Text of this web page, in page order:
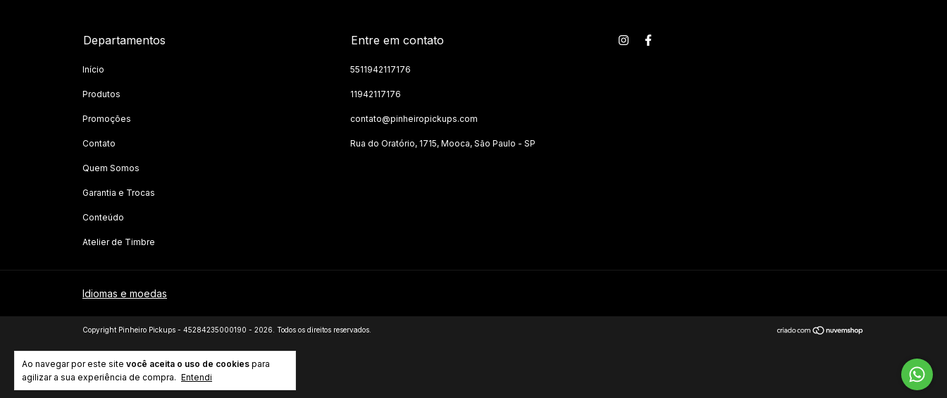
Ao navegar por este site você aceita o uso de cookies para
agilizar a sua experiência de compra. Entendi
Departamentos
Início
Produtos
Promoções
Contato
Quem Somos
Garantia e Trocas
Conteúdo
Atelier de Timbre
Entre em contato
5511942117176
11942117176
contato@pinheiropickups.com
Rua do Oratório, 1715, Mooca, São Paulo - SP
Idiomas e moedas
Copyright Pinheiro Pickups - 45284235000190 - 2026. Todos os direitos reservados.